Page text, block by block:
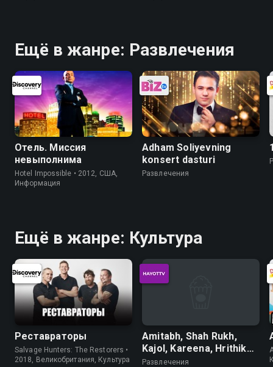
Ещё в жанре: Развлечения
Отель. Миссия
невыполнима
Hotel Impossible • 2012, США,
Информация
Adham Soliyevning
konsert dasturi
Развлечения
Ещё в жанре: Культура
Реставраторы
Salvage Hunters: The Restorers •
2018, Великобритания, Культура
Amitabh, Shah Rukh,
Kajol, Kareena, Hrithik
Udit Narayan_Gohi
Развлечения